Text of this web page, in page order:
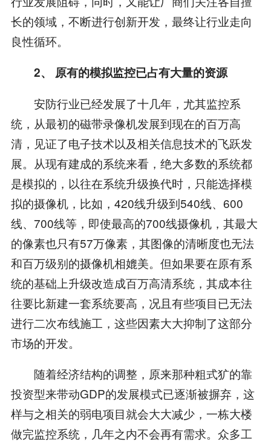
长的领域，不断进行创新开发，最终让行业走向
良性循环。
2、 原有的模拟监控已占有大量的资源
安防行业已经发展了十几年，尤其监控系
统，从最初的磁带录像机发展到现在的百万高
清，见证了电子技术以及相关信息技术的飞跃发
展。从现有建成的系统来看，绝大多数的系统都
是模拟的，以往在系统升级换代时，只能选择模
拟的摄像机，比如，420线升级到540线、600
线、700线等，即使最高的700线摄像机，其最大
的像素也只有57万像素，其图像的清晰度也无法
和百万级别的摄像机相媲美。但如果要在原有系
统的基础上升级改造成百万高清系统，其成本往
往要比新建一套系统要高，况且有些项目已无法
进行二次布线施工，这些因素大大抑制了这部分
市场的开发。
随着经济结构的调整，原来那种粗式犷的靠
投资型来带动GDP的发展模式已逐渐被摒弃，这
样与之相关的弱电项目就会大大减少，一栋大楼
做完监控系统，几年之内不会再有需求。众多工